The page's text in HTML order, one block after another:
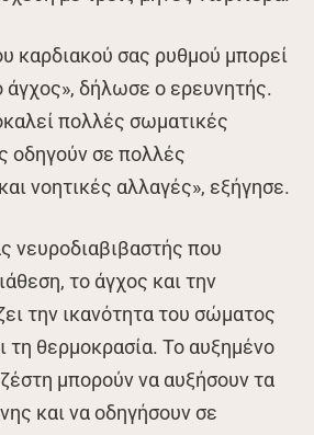
καρδιακού σας ρυθμού μπορεί
άγχος», δήλωσε ο ερευνητής.
πολλές σωματικές
οδηγούν σε πολλές
νοητικές αλλαγές», εξήγησε.
νευροδιαβιβαστής που
το άγχος και την
την ικανότητα του σώματος
τη θερμοκρασία. Το αυξημένο
μπορούν να αυξήσουν τα
και να οδηγήσουν σε